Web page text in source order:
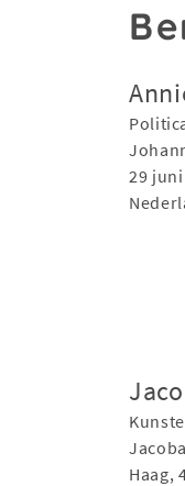
29 juni
Haag,